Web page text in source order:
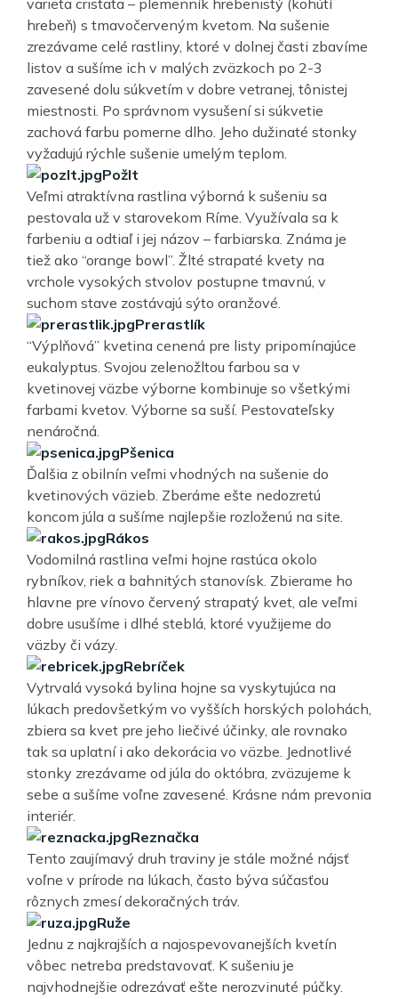
hrebeň) s tmavočerveným kvetom. Na sušenie
zrezávame celé rastliny, ktoré v dolnej časti zbavíme
listov a sušíme ich v malých zväzkoch po 2-3
zavesené dolu súkvetím v dobre vetranej, tônistej
miestnosti. Po správnom vysušení si súkvetie
zachová farbu pomerne dlho. Jeho dužinaté stonky
vyžadujú rýchle sušenie umelým teplom.
Požlt
Veľmi atraktívna rastlina výborná k sušeniu sa
pestovala už v starovekom Ríme. Využívala sa k
farbeniu a odtiaľ i jej názov – farbiarska. Známa je
tiež ako “orange bowl”. Žlté strapaté kvety na
vrchole vysokých stvolov postupne tmavnú, v
suchom stave zostávajú sýto oranžové.
Prerastlík
“Výplňová” kvetina cenená pre listy pripomínajúce
eukalyptus. Svojou zelenožltou farbou sa v
kvetinovej väzbe výborne kombinuje so všetkými
farbami kvetov. Výborne sa suší. Pestovateľsky
nenáročná.
Pšenica
Ďalšia z obilnín veľmi vhodných na sušenie do
kvetinových väzieb. Zberáme ešte nedozretú
koncom júla a sušíme najlepšie rozloženú na site.
Rákos
Vodomilná rastlina veľmi hojne rastúca okolo
rybníkov, riek a bahnitých stanovísk. Zbierame ho
hlavne pre vínovo červený strapatý kvet, ale veľmi
dobre usušíme i dlhé steblá, ktoré využijeme do
väzby či vázy.
Rebríček
Vytrvalá vysoká bylina hojne sa vyskytujúca na
lúkach predovšetkým vo vyšších horských polohách,
zbiera sa kvet pre jeho liečivé účinky, ale rovnako
tak sa uplatní i ako dekorácia vo väzbe. Jednotlivé
stonky zrezávame od júla do októbra, zväzujeme k
sebe a sušíme voľne zavesené. Krásne nám prevonia
interiér.
Reznačka
Tento zaujímavý druh traviny je stále možné nájsť
voľne v prírode na lúkach, často býva súčasťou
rôznych zmesí dekoračných tráv.
Ruže
Jednu z najkrajších a najospevovanejších kvetín
vôbec netreba predstavovať. K sušeniu je
najvhodnejšie odrezávať ešte nerozvinuté púčky.